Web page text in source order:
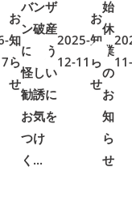
お
知
ら
せ
バンザ
ン破産
に伴う
怪しい
勧誘に
お気を
つけ
く...
➜➜
2025-
12-11
お
知
ら
せ
始
休
業
の
お
知
ら
せ
➜➜